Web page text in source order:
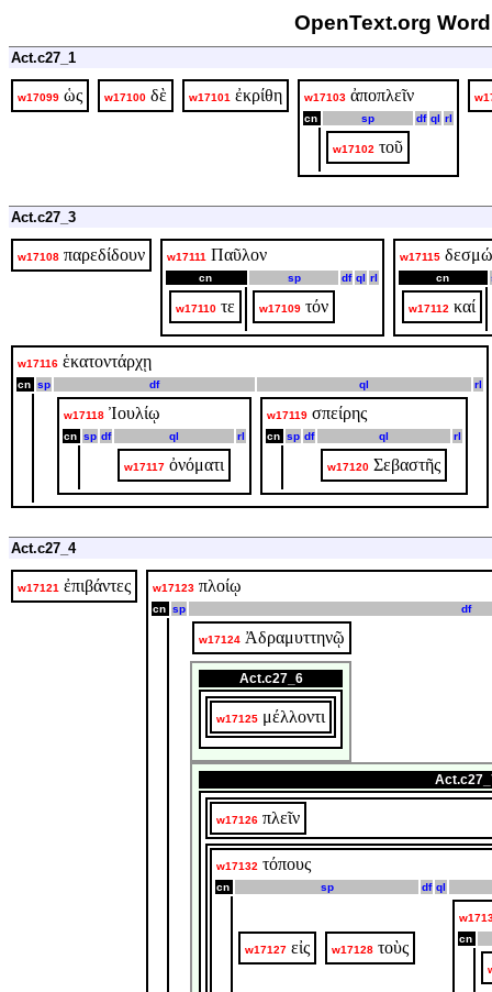
OpenText.org
Act.c27_1
w17099 ὡς w17100 δὲ w17101 ἐκρίθη w17103 ἀποπλεῖν
cn sp df ql rl
w17102 τοῦ
Act.c27_3
w17108 παρεδίδουν w17111 Παῦλον
cn sp df ql rl
w17110 τε w17109 τόν
w17115
cn
w17112 καί
w17116 ἑκατοντάρχῃ
cn sp df ql rl
w17118 Ἰουλίῳ
cn sp df ql rl
w17117 ὀνόματι
w17119 σπείρης
cn sp df ql rl
w17120 Σεβαστῆς
Act.c27_4
w17121 ἐπιβάντες w17123 πλοίῳ
cn sp df
w17124 Ἀδραμυττηνῷ
Act.c27_6
w17125 μέλλοντι
w17126 πλεῖν
w17132 τόπους
cn sp df ql
w17127 εἰς w17128 τοὺς
cn